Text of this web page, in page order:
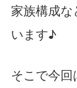
家族構成
います♪
そこで今